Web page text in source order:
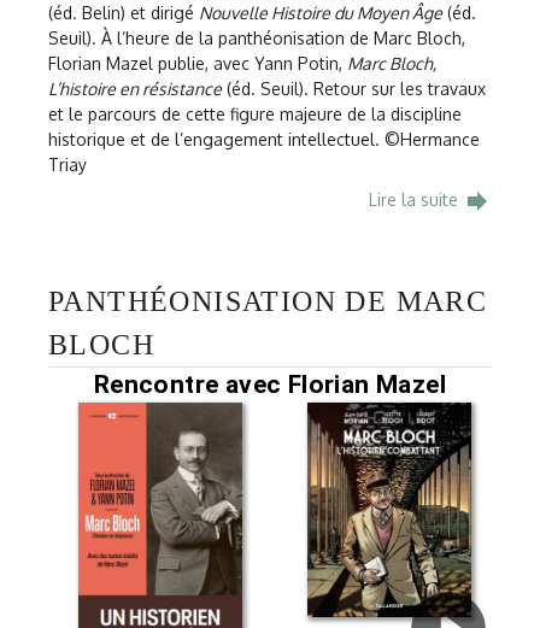
(éd. Belin) et dirigé Nouvelle Histoire du Moyen Âge(éd.
Seuil). À l’heure de la panthéonisation de Marc Bloch,
Florian Mazel publie, avec Yann Potin, Marc Bloch,
L’histoire en résistance(éd. Seuil). Retour sur les travaux
et le parcours de cette figure majeure de la discipline
historique et de l’engagement intellectuel. ©Hermance
Triay
Lire la suite forward
PANTHÉONISATION DE MARC
BLOCH
Rencontre avec Florian Mazel